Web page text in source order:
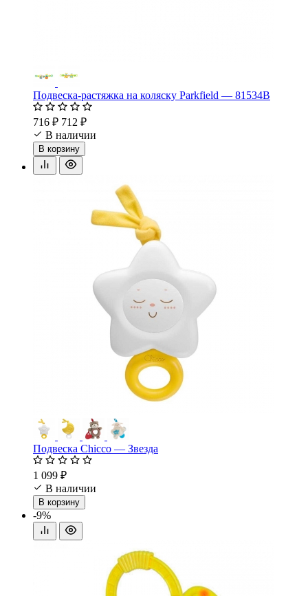
Подвеска-растяжка на коляску Parkfield — 81534В
716 ₽ 712 ₽
В наличии
В корзину
Подвеска Chicco — Звезда
1 099 ₽
В наличии
В корзину
-9%